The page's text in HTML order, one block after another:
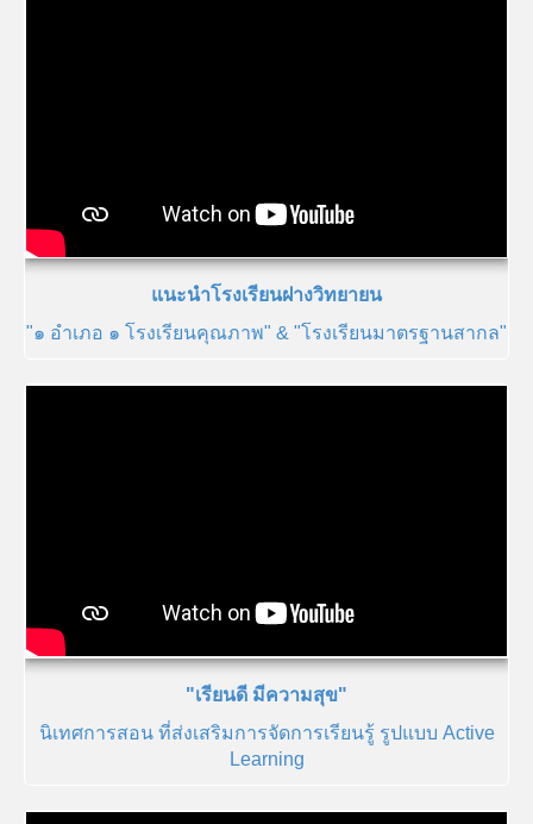
แนะนำโรงเรียนฝางวิทยายน
"๑ อำเภอ ๑ โรงเรียนคุณภาพ" & "โรงเรียนมาตรฐานสากล"
"เรียนดี มีความสุข"
นิเทศการสอน ที่ส่งเสริมการจัดการเรียนรู้ รูปแบบ Active
Learning